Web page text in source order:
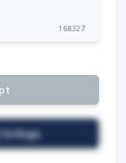
168327
kollega